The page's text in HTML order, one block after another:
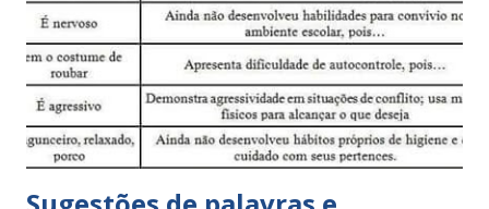
m
n
t
r